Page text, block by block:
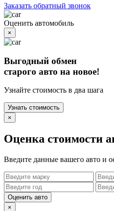
Заказать обратный звонок
Оценить автомобиль
×
Выгодный обмен
старого авто на новое!
Узнайте стоимость в два шага
Узнать стоимость
×
Оценка стоимости
Введите данные вашего авто и
Оценить авто
×